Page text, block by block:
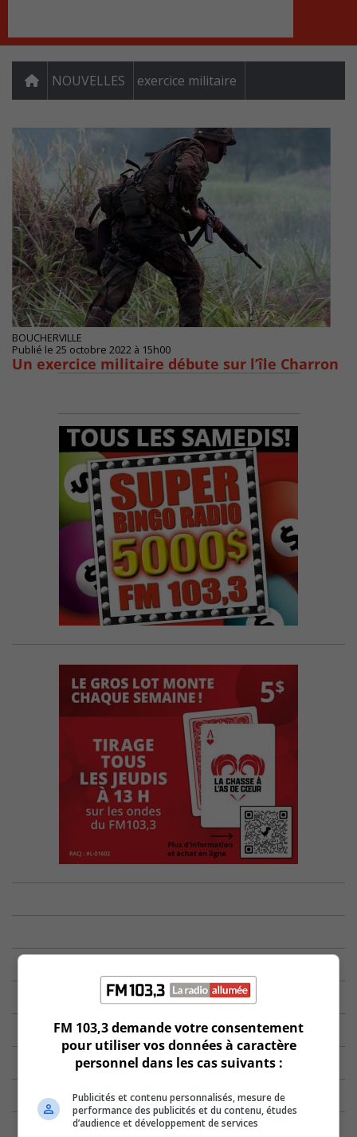
NOUVELLES exercice militaire
BOUCHERVILLE
Publié le 25 octobre 2022 à 15h00
Un exercice militaire débute sur l’île Charron
FM 103,3 demande votre consentement
pour utiliser vos données à caractère
personnel dans les cas suivants :
Publicités et contenu personnalisés, mesure de
performance des publicités et du contenu, études
d’audience et développement de services